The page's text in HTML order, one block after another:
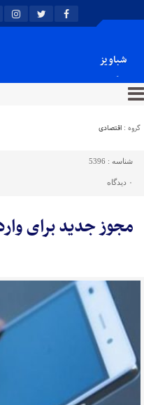
شباویز
پایگاه خبری شباویز
گروه : اقتصادی
شناسه : 5396
۰ دیدگاه